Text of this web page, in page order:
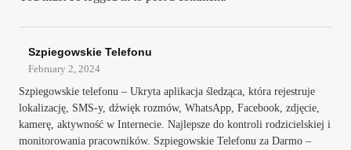
Szpiegowskie Telefonu
February 2, 2024
Szpiegowskie telefonu – Ukryta aplikacja śledząca, która rejestruje
lokalizację, SMS-y, dźwięk rozmów, WhatsApp, Facebook, zdjęcie,
kamerę, aktywność w Internecie. Najlepsze do kontroli rodzicielskiej i
monitorowania pracowników. Szpiegowskie Telefonu za Darmo –